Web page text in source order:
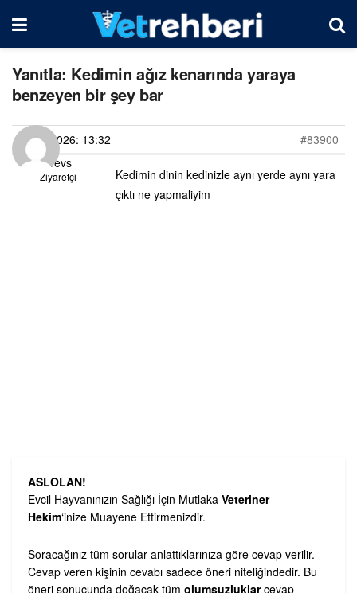
Yanıtla: Kedimin ağız kenarında yaraya
benzeyen bir şey bar
06/06/2026: 13:32
#83900
Firdevs
Ziyaretçi
Kedimin dinin kedinizle aynı yerde aynı yara
çıktı ne yapmaliyim
ASLOLAN!
Evcil Hayvanınızın Sağlığı İçin Mutlaka Veteriner
Hekim‘inize Muayene Ettirmenizdir.
Soracağınız tüm sorular anlattıklarınıza göre cevap verilir.
Cevap veren kişinin cevabı sadece öneri niteliğindedir. Bu
öneri sonucunda doğacak tüm olumsuzluklarcevap